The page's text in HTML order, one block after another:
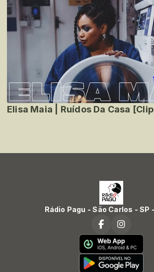
Elisa Maia | Ruídos Da Casa
Rádio Pagu - São Carlos - SP